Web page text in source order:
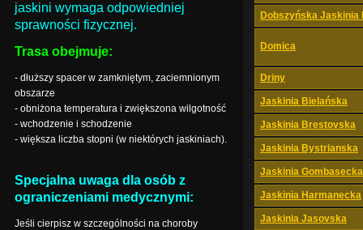
Dobszyńska Jaskinia
Domica
Driny
Jaskinia Bielańska
Jaskinia Brestovska
Jaskinia Bystrianska
Jaskinia Gombasecka
Jaskinia Harmanecka
Jaskinia Jasovska
jaskini wymaga odpowiedniej
sprawności fizycznej.
Trasa obejmuje:
- dłuższy spacer w zamkniętym, zaciemnionym
obszarze
- obniżona temperatura i zwiększona wilgotność
- wchodzenie i schodzenie
- większa liczba stopni (w niektórych jaskiniach).
Specjalna uwaga dla osób z
ograniczeniami medycznymi:
Jeśli cierpisz w szczególności na choroby